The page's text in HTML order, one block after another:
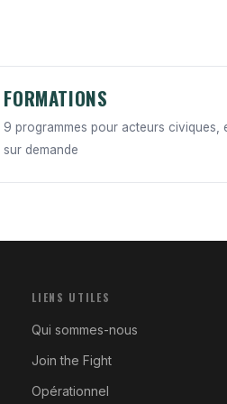
FORMATIONS
9 programmes pour acteurs civiques,
sur demande
LIENS UTILES
Qui sommes-nous
Join the Fight
Opérationnel